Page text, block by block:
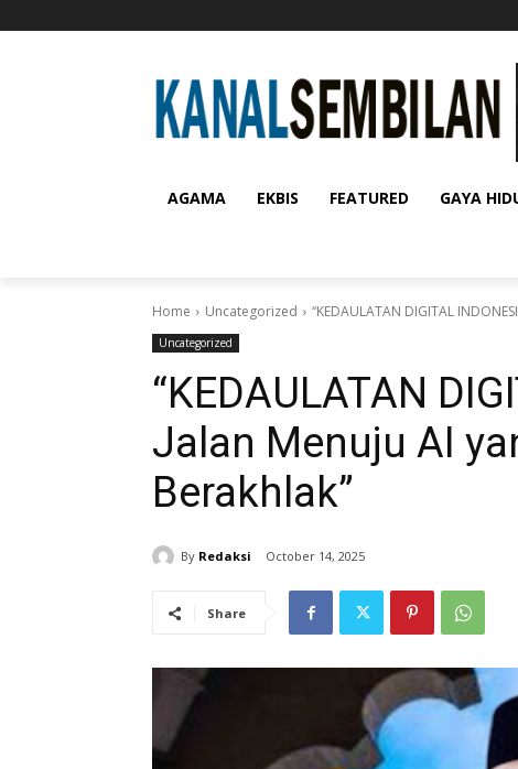
AGAMA EKBIS FEATURED GAYA
Home Uncategorized “KEDAULATAN DIGITAL
Uncategorized
“KEDAULATAN
Jalan Menuju AI
Berakhlak”
By Redaksi October 14, 2025
Share